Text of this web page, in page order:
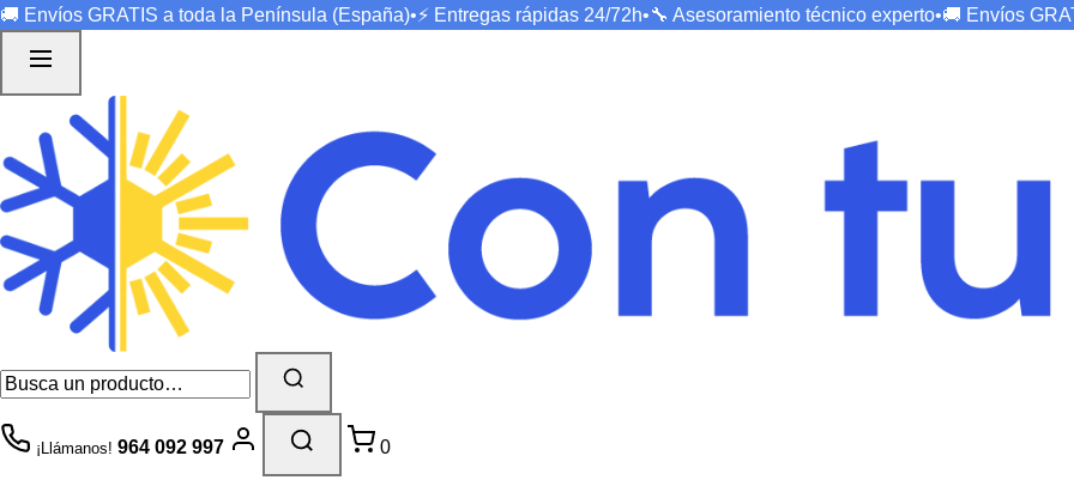
🚚 Envíos GRATIS a toda la Península (España)•⚡ Entregas rápidas 24/72h•🔧 Asesoramiento técnico experto•🚚 Envíos
¡Llámanos! 964 092 997 0